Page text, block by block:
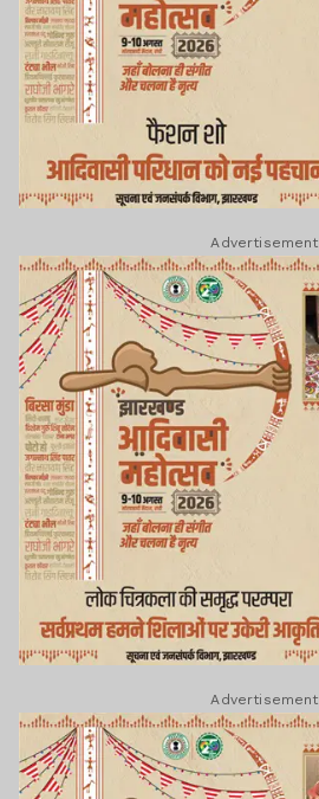
Advertisement
Advertisement